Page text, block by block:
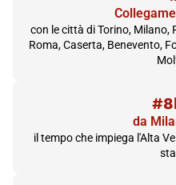
con le città di Torino, Milano,
Roma, Caserta, Benevento,
da
il tempo che impiega l'Alta